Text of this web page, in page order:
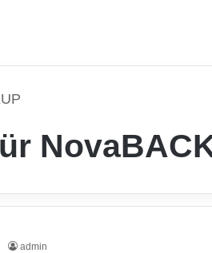
admin